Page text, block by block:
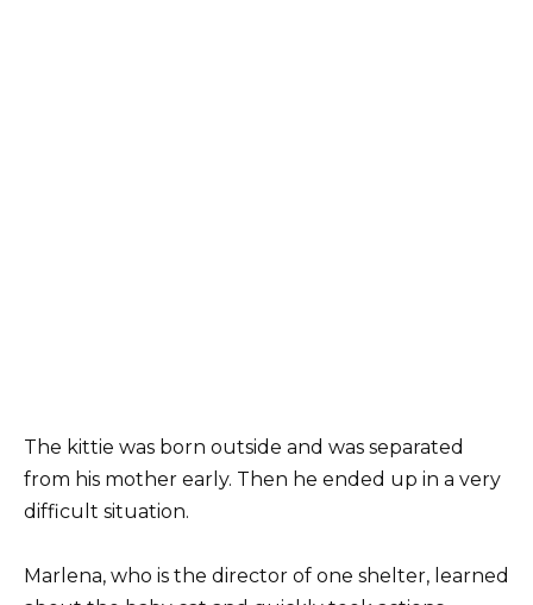
The kittie was born outside and was separated
from his mother early. Then he ended up in a very
difficult situation.
Marlena, who is the director of one shelter, learned